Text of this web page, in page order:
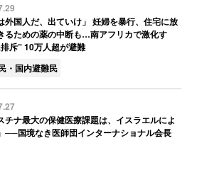
外国人だ、出ていけ」 妊婦を暴行、住宅に放
るための薬の中断も…南アフリカで激化す
斥” 10万人超が避難
・国内避難民
チナ最大の保健医療課題は、イスラエルによ
──国境なき医師団インターナショナル会長